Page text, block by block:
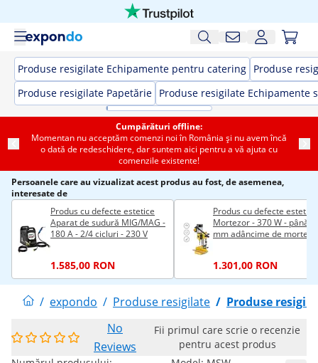
Produse resigilate Echipamente pentru catering Produse
Produse resigilate Papetărie Produse resigilate
Cumpărături offline:
Momentan nu acceptăm comenzi noi în România și nu avem încă
o dată de redeschidere, dar suntem aici pentru a vă ajuta cu
comenzile existente!
Persoanele care au vizualizat acest produs au fost, de asemenea,
interesate de
Produs cu defecte estetice
Aparat de sudură MIG/MAG -
180 A - 2/4 cicluri - 230 V
1.585,00 RON
Produs cu defecte estetice
Mortezor - 370 W - până
mm adâncime de
1.301,00 RON
/ expondo / Produse resigilate / Produse
No
Reviews
Fii primul care scrie o recenzie
pentru acest produs